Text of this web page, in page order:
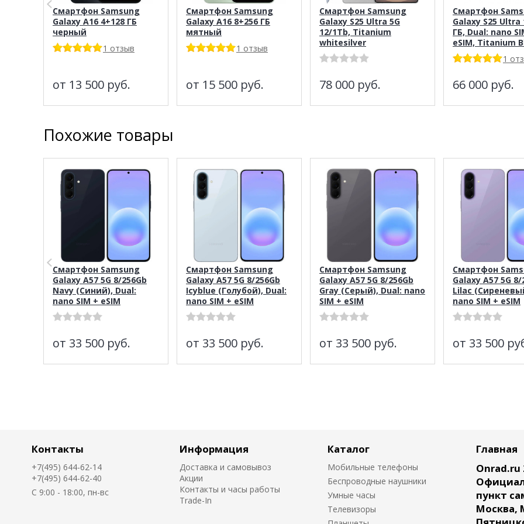
Смартфон Samsung
Galaxy A16 4+128 ГБ
черный
1 отзыв
от 13 500 руб.
Смартфон Samsung
Galaxy A16 8+256 ГБ
мятный
1 отзыв
от 15 500 руб.
Смартфон Samsung
Galaxy S25 Ultra 5G
12/1Tb, Titanium
whitesilver
78 000 руб.
Смартфон
Galaxy S25 Ultra
ГБ, Dual: nano
eSIM, Titanium
1
66 000 руб.
Похожие товары
Смартфон Samsung
Galaxy A57 5G 8/256Gb
Navy (Синий), Dual:
nano SIM + eSIM
от 33 500 руб.
Смартфон Samsung
Galaxy A57 5G 8/256Gb
Icyblue (Голубой), Dual:
nano SIM + eSIM
от 33 500 руб.
Смартфон Samsung
Galaxy A57 5G 8/256Gb
Gray (Серый), Dual: nano
SIM + eSIM
от 33 500 руб.
Смартфон
Galaxy A57 5G 8/
Lilac
nano SIM + eSIM
от 33 500
Контакты
+7(495) 644-62-14
+7(495) 644-62-40
C 9:00 - 18:00, пн-вс
Информация
Доставка и самовывоз
Акции
Контакты и часы работы
Trade-In
Каталог
Мобильные телефоны
Беспроводные наушники
Умные часы
Телевизоры
Главная
Onrad.ru
пункт
Москва,